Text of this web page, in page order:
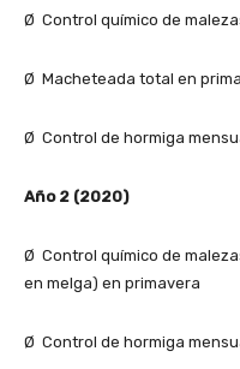
Ø Control químico de
Ø Macheteada total en
Ø Control de hormiga
Año 2 (2020)
Ø Control químico de
en melga) en primavera
Ø Control de hormiga